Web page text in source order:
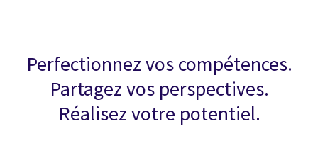
Perfectionnez vos compétences.
Partagez vos perspectives.
Réalisez votre potentiel.